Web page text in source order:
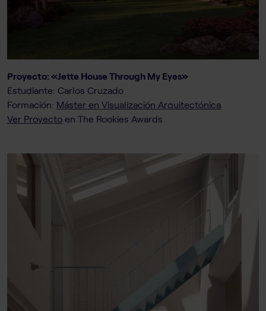
Proyecto: «Jette House Through My Eyes»
Estudiante: Carlos Cruzado
Formación: Máster en Visualización Arquitectónica
Ver Proyecto en The Rookies Awards